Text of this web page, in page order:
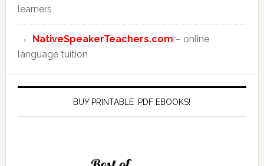
learners
NativeSpeakerTeachers.com – online
language tuition
BUY PRINTABLE .PDF EBOOKS!